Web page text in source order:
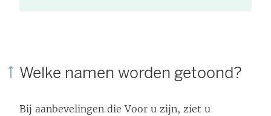
Welke namen worden getoond?
Bij aanbevelingen die Voor u zijn, ziet u